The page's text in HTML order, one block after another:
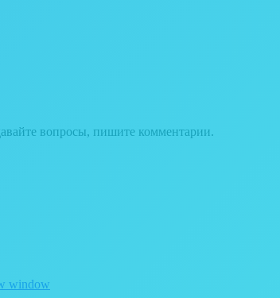
вопросы, пишите комментарии.
window